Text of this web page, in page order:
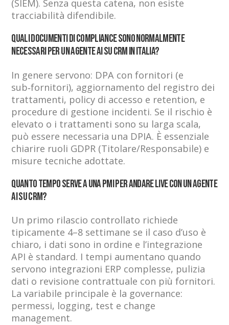
(SIEM). Senza questa catena, non esiste
tracciabilità difendibile.
Quali documenti di compliance sono normalmente
necessari per un agente AI su CRM in Italia?
In genere servono: DPA con fornitori (e
sub‑fornitori), aggiornamento del registro dei
trattamenti, policy di accesso e retention, e
procedure di gestione incidenti. Se il rischio è
elevato o i trattamenti sono su larga scala,
può essere necessaria una DPIA. È essenziale
chiarire ruoli GDPR (Titolare/Responsabile) e
misure tecniche adottate.
Quanto tempo serve a una PMI per andare live con un agente
AI su CRM?
Un primo rilascio controllato richiede
tipicamente 4–8 settimane se il caso d’uso è
chiaro, i dati sono in ordine e l’integrazione
API è standard. I tempi aumentano quando
servono integrazioni ERP complesse, pulizia
dati o revisione contrattuale con più fornitori.
La variabile principale è la governance:
permessi, logging, test e change
management.